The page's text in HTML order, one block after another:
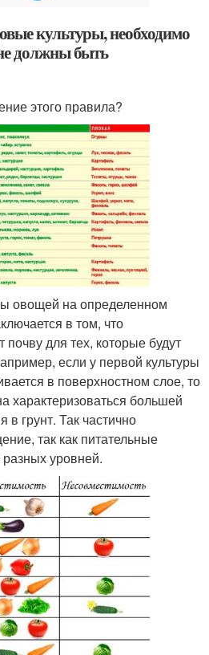
культуры, необходимо
должны быть
этого правила?
овощей на определенном
в том, что
почву для тех, которые будут
если у первой культуры
в поверхностном слое, то
характеризоваться большей
в грунт. Так частично
так как питательные
уровней.